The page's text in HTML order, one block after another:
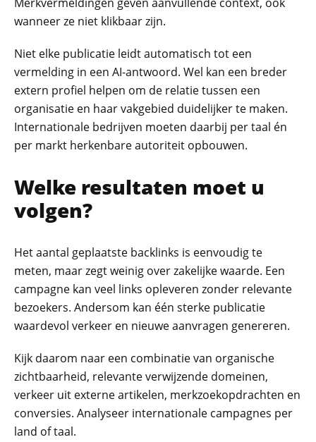
wanneer ze niet klikbaar zijn.
Niet elke publicatie leidt automatisch tot een
vermelding in een AI-antwoord. Wel kan een breder
extern profiel helpen om de relatie tussen een
organisatie en haar vakgebied duidelijker te maken.
Internationale bedrijven moeten daarbij per taal én
per markt herkenbare autoriteit opbouwen.
Welke resultaten moet u
volgen?
Het aantal geplaatste backlinks is eenvoudig te
meten, maar zegt weinig over zakelijke waarde. Een
campagne kan veel links opleveren zonder relevante
bezoekers. Andersom kan één sterke publicatie
waardevol verkeer en nieuwe aanvragen genereren.
Kijk daarom naar een combinatie van organische
zichtbaarheid, relevante verwijzende domeinen,
verkeer uit externe artikelen, merkzoekopdrachten en
conversies. Analyseer internationale campagnes per
land of taal.